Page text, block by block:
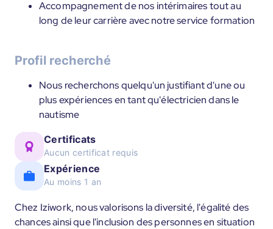
Accompagnement de nos intérimaires tout au
long de leur carrière avec notre service formation
Profil recherché
Nous recherchons quelqu'un justifiant d'une ou
plus expériences en tant qu'électricien dans le
nautisme
Certificats
Aucun certificat requis
Expérience
Au moins 1 an
Chez Iziwork, nous valorisons la diversité, l'égalité des
chances ainsi que l'inclusion des personnes en situation